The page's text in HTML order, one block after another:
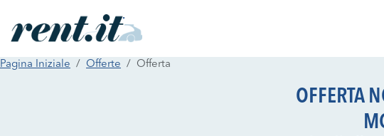
Pagina Iniziale Offerte Offerta
OFFERTA